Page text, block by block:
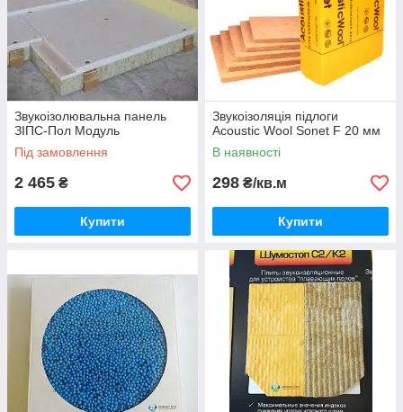
Звукоізолювальна панель
ЗІПС-Пол Модуль
Під замовлення
2 465 ₴
Купити
Звукоізоляція підлоги
Acoustic Wool Sonet F 20 мм
В наявності
298 ₴/кв.м
Купити